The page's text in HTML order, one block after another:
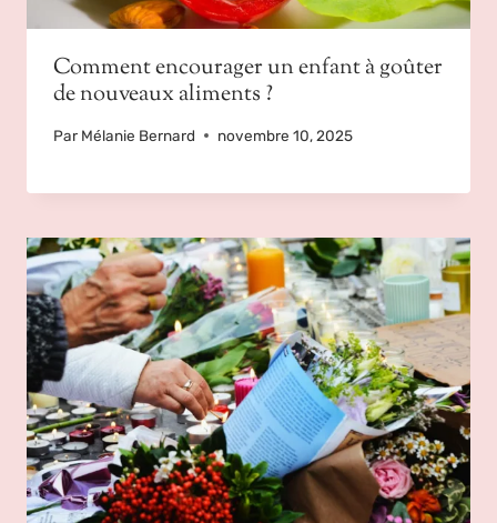
Comment encourager un enfant à goûter
de nouveaux aliments ?
Par Mélanie Bernard novembre 10, 2025